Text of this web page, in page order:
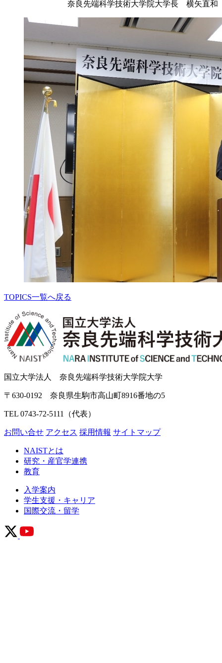
奈良先端科学技術大学院大学長 横矢直和
TOPICS一覧へ戻る
国立大学法人 奈良先端科学技術大学院大学
〒630-0192 奈良県生駒市高山町8916番地の5
TEL 0743-72-5111（代表）
お問い合せ アクセス 採用情報 サイトマップ
NAISTとは
研究・産官学連携
教育
入学案内
学生支援・キャリア
国際交流・留学